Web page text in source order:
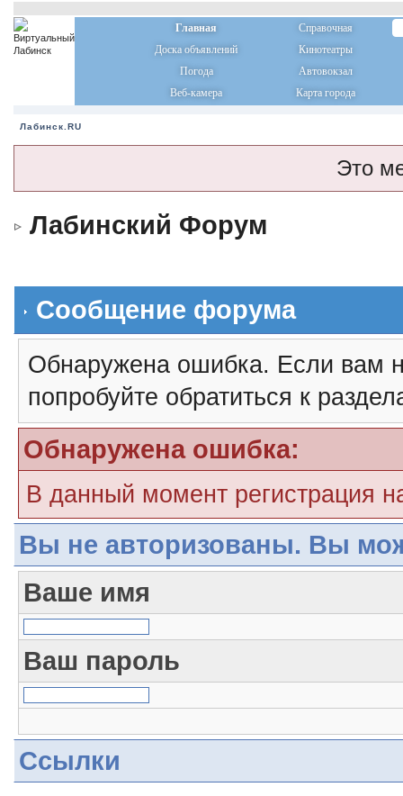
Главная
Справочная
Доска объявлений
Кинотеатры
Погода
Автовокзал
Веб-камера
Карта города
Лабинск.RU
Это
Лабинский Форум
Сообщение форума
Обнаружена ошибка. Если вам
попробуйте обратиться к
Обнаружена ошибка:
В данный момент регистрация
Вы не авторизованы. Вы
Ваше имя
Ваш пароль
Ссылки